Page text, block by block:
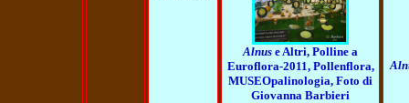
Alnus e Altri, Polline a
Euroflora-2011, Pollenflora,
MUSEOpalinologia, Foto di
Giovanna Barbieri